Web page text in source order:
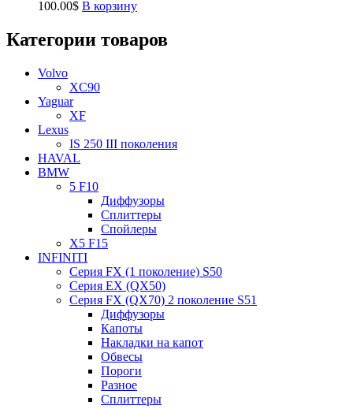
100.00$ В корзину
Категории товаров
Volvo
XC90
Yaguar
XF
Lexus
IS 250 III поколения
HAVAL
BMW
5 F10
Диффузоры
Сплиттеры
Спойлеры
X5 F15
INFINITI
Серия FX (1 поколение) S50
Серия EX (QX50)
Серия FX (QX70) 2 поколение S51
Диффузоры
Капоты
Накладки на капот
Обвесы
Пороги
Разное
Сплиттеры